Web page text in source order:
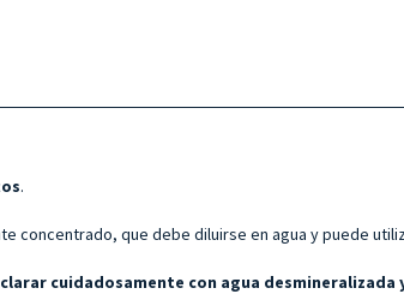
.
concentrado, que debe diluirse en agua y puede
cuidadosamente con agua desmineralizada